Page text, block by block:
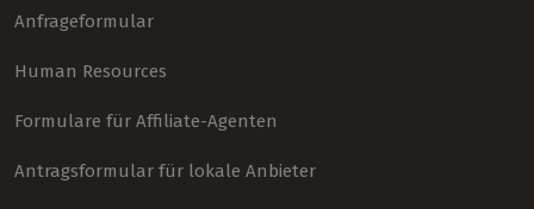
Anfrageformular
Human Resources
Formulare für Affiliate-Agenten
Antragsformular für lokale Anbieter